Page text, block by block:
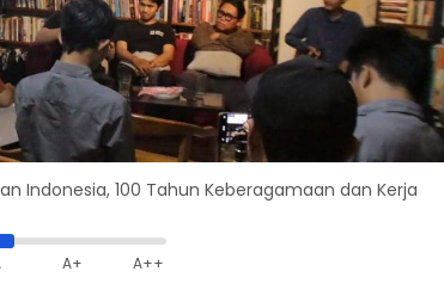
Indonesia, 100 Tahun Keberagamaan dan Kerja
A+ A++